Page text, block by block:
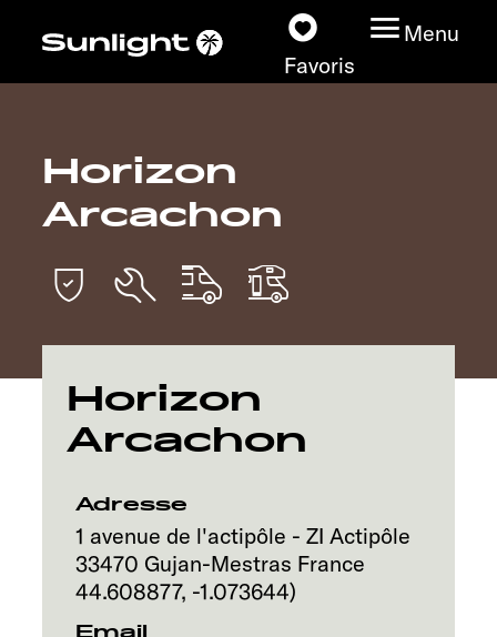
Favoris
Menu
Nos modèles
Recherchez votre
Nos concessionnaires
Découvrir
Service
Horizon
Arcachon
Horizon
Arcachon
Adresse
1 avenue de l'actipôle - ZI Actipôle
33470 Gujan-Mestras France
44.608877, -1.073644)